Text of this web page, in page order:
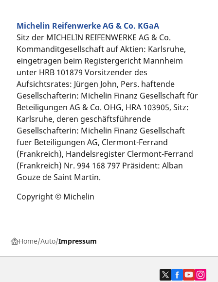
Michelin Reifenwerke AG & Co. KGaA
Sitz der MICHELIN REIFENWERKE AG & Co.
Kommanditgesellschaft auf Aktien: Karlsruhe,
eingetragen beim Registergericht Mannheim
unter HRB 101879 Vorsitzender des
Aufsichtsrates: Jürgen John, Pers. haftende
Gesellschafterin: Michelin Finanz Gesellschaft für
Beteiligungen AG & Co. OHG, HRA 103905, Sitz:
Karlsruhe, deren geschäftsführende
Gesellschafterin: Michelin Finanz Gesellschaft
fuer Beteiligungen AG, Clermont-Ferrand
(Frankreich), Handelsregister Clermont-Ferrand
(Frankreich) Nr. 994 168 797 Präsident: Alban
Gouze de Saint Martin.
Copyright © Michelin
Home Auto Impressum